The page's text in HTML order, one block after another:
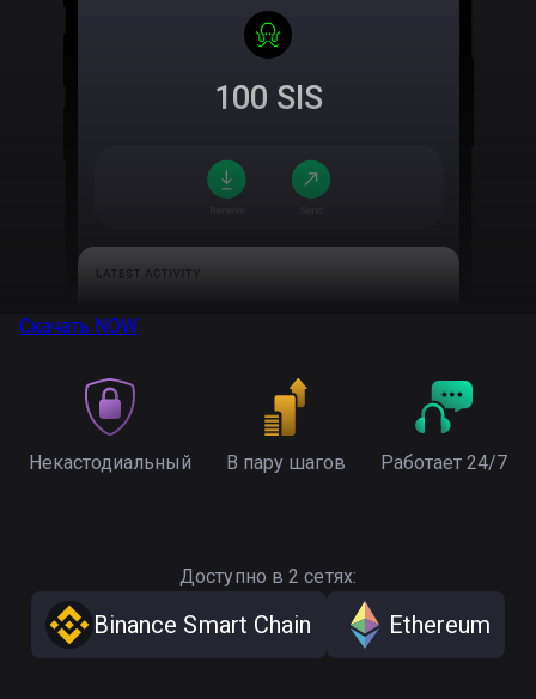
100 SIS
Скачать NOW
Некастодиальный В пару шагов Работает 24/7
Доступно в 2 сетях:
Binance Smart Chain Ethereum